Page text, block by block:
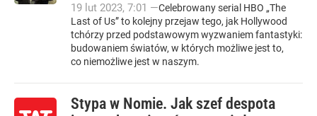
19 lut 2023, 7:01 —Celebrowany serial HBO „The
Last of Us” to kolejny przejaw tego, jak Hollywood
tchórzy przed podstawowym wyzwaniem fantastyki:
budowaniem światów, w których możliwe jest to,
co niemożliwe jest w naszym.
Stypa w Nomie. Jak szef despota